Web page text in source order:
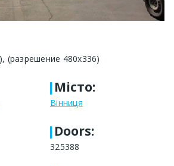
(разрешение 480х336)
Місто:
Вінниця
Doors:
325388